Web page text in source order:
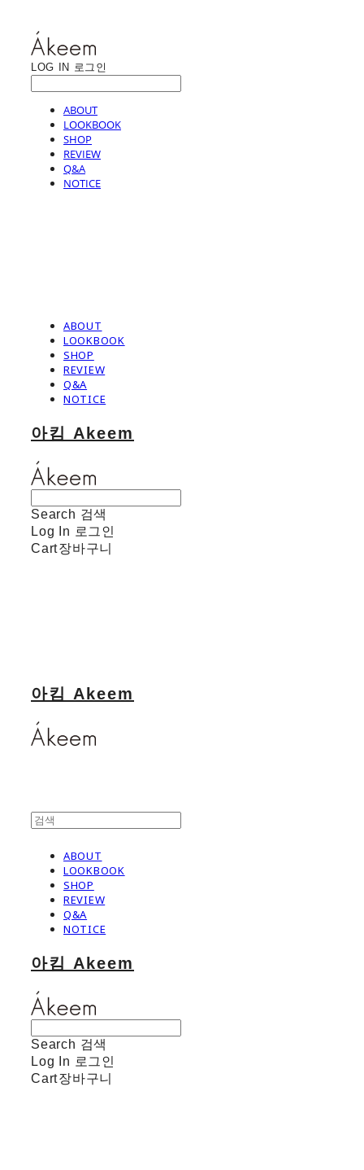
LOG IN 로그인
ABOUT
LOOKBOOK
SHOP
REVIEW
Q&A
NOTICE
ABOUT
LOOKBOOK
SHOP
REVIEW
Q&A
NOTICE
아킴 Akeem
Search 검색
Log In 로그인
Cart장바구니
아킴 Akeem
ABOUT
LOOKBOOK
SHOP
REVIEW
Q&A
NOTICE
아킴 Akeem
Search 검색
Log In 로그인
Cart장바구니